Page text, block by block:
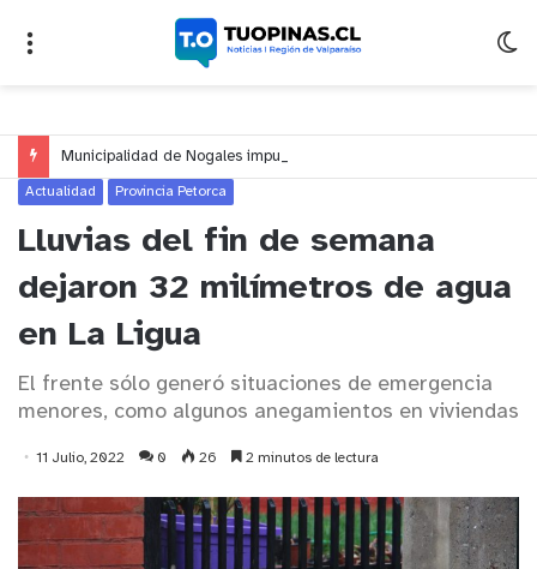
Actualidad Provincia Petorca
Lluvias del fin de semana
dejaron 32 milímetros de agua
en La Ligua
El frente sólo generó situaciones de emergencia
menores, como algunos anegamientos en viviendas
11 Julio, 2022 0 26 2 minutos de lectura